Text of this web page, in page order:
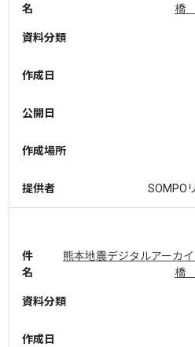
名
橋
資料分類
作成日
公開日
作成場所
提供者 SOMPO
件
名
熊本地震デジタルアーカ
橋
資料分類
作成日